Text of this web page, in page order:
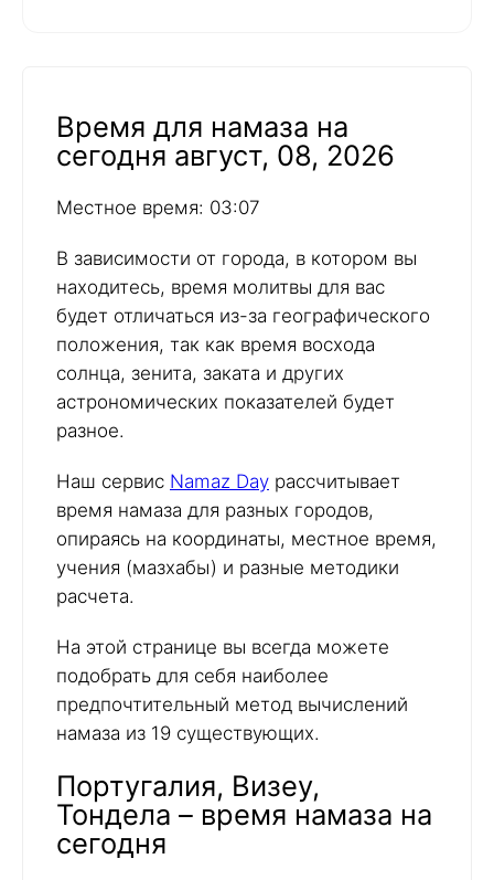
Время для намаза на
сегодня август, 08, 2026
Местное время: 03:07
В зависимости от города, в котором вы
находитесь, время молитвы для вас
будет отличаться из-за географического
положения, так как время восхода
солнца, зенита, заката и других
астрономических показателей будет
разное.
Наш сервис Namaz Day рассчитывает
время намаза для разных городов,
опираясь на координаты, местное время,
учения (мазхабы) и разные методики
расчета.
На этой странице вы всегда можете
подобрать для себя наиболее
предпочтительный метод вычислений
намаза из 19 существующих.
Португалия, Визеу,
Тондела – время намаза на
сегодня